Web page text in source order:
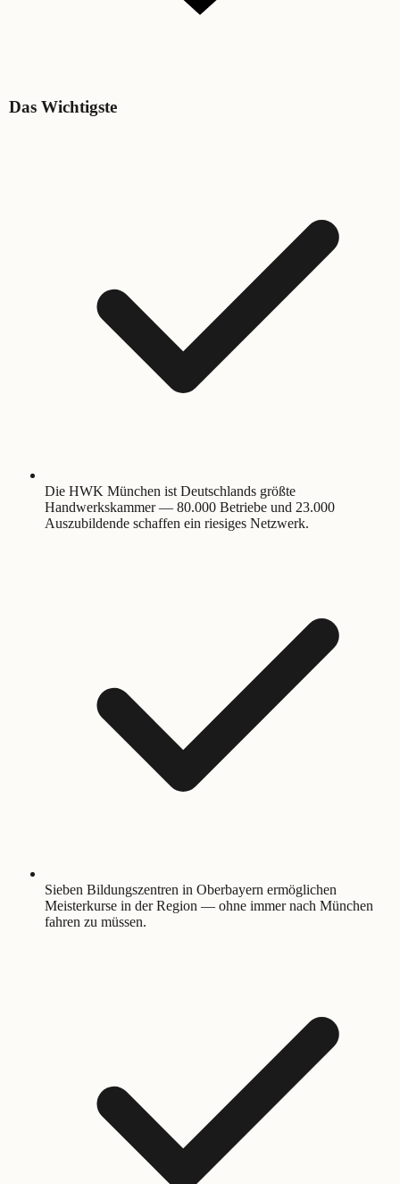
Das Wichtigste
Die HWK München ist Deutschlands größte
Handwerkskammer — 80.000 Betriebe und 23.000
Auszubildende schaffen ein riesiges Netzwerk.
Sieben Bildungszentren in Oberbayern ermöglichen
Meisterkurse in der Region — ohne immer nach München
fahren zu müssen.